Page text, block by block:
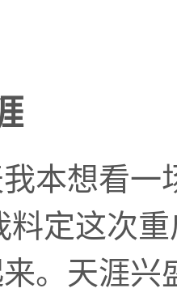
本想看
料定这次
。天涯